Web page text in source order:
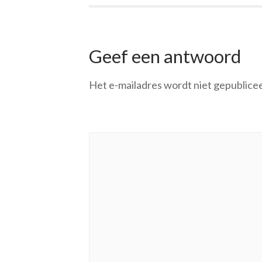
Geef een antwoord
Het e-mailadres wordt niet